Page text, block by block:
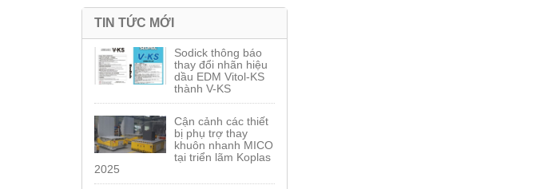
TIN TỨC MỚI
Sodick thông báo
thay đổi nhãn hiệu
dầu EDM Vitol-KS
thành V-KS
Cận cảnh các thiết
bị phụ trợ thay
khuôn nhanh MICO
tại triển lãm Koplas
2025